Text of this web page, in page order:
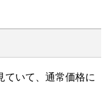
ていて、通常価格に